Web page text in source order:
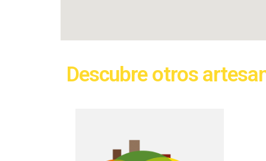
Descubre otros